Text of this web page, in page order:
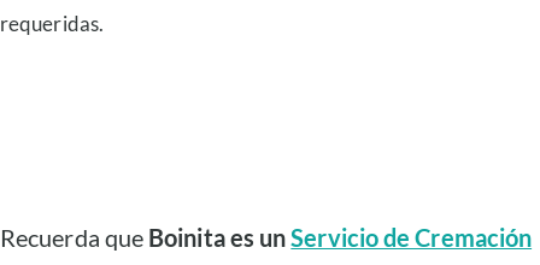
requeridas.
Recuerda que Boinita es unServicio de Cremación